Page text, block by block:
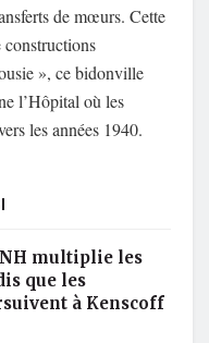
de mœurs. Cette
constructions
», ce bidonville
l’Hôpital où les
les années 1940.
multiplie les
que les
à Kenscoff